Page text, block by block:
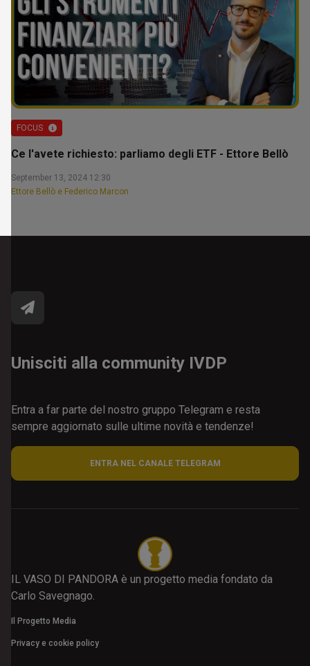
FOCUS
Ce l'avete richiesto: parliamo degli ETF - Ettore Bellò
September 13, 2024 12:30
Ettore Bellò e Federico Marcon
Unisciti alla community IVDP
Entra a far parte del nostro gruppo Telegram e resta
sempre aggiornato sulle ultime novità e tendenze!
ENTRA NEL CANALE TELEGRAM
IL VASO DI PANDORA è un progetto media fondato da
Carlo Savegnago.
Il Progetto Media
Privacy e cookie policy